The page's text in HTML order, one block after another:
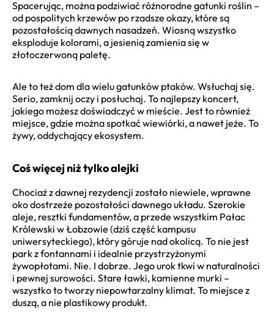
Spacerując, można podziwiać różnorodne gatunki roślin –
od pospolitych krzewów po rzadsze okazy, które są
pozostałością dawnych nasadzeń. Wiosną wszystko
eksploduje kolorami, a jesienią zamienia się w
złotoczerwoną paletę.
Ale to też dom dla wielu gatunków ptaków. Wsłuchaj się.
Serio, zamknij oczy i posłuchaj. To najlepszy koncert,
jakiego możesz doświadczyć w mieście. Jest to również
miejsce, gdzie można spotkać wiewiórki, a nawet jeże. To
żywy, oddychający ekosystem.
Coś więcej niż tylko alejki
Chociaż z dawnej rezydencji zostało niewiele, wprawne
oko dostrzeże pozostałości dawnego układu. Szerokie
aleje, resztki fundamentów, a przede wszystkim Pałac
Królewski w Łobzowie (dziś część kampusu
uniwersyteckiego), który góruje nad okolicą. To nie jest
park z fontannami i idealnie przystrzyżonymi
żywopłotami. Nie. I dobrze. Jego urok tkwi w naturalności
i pewnej surowości. Stare ławki, kamienne murki –
wszystko to tworzy niepowtarzalny klimat. To miejsce z
duszą, a nie plastikowy produkt.